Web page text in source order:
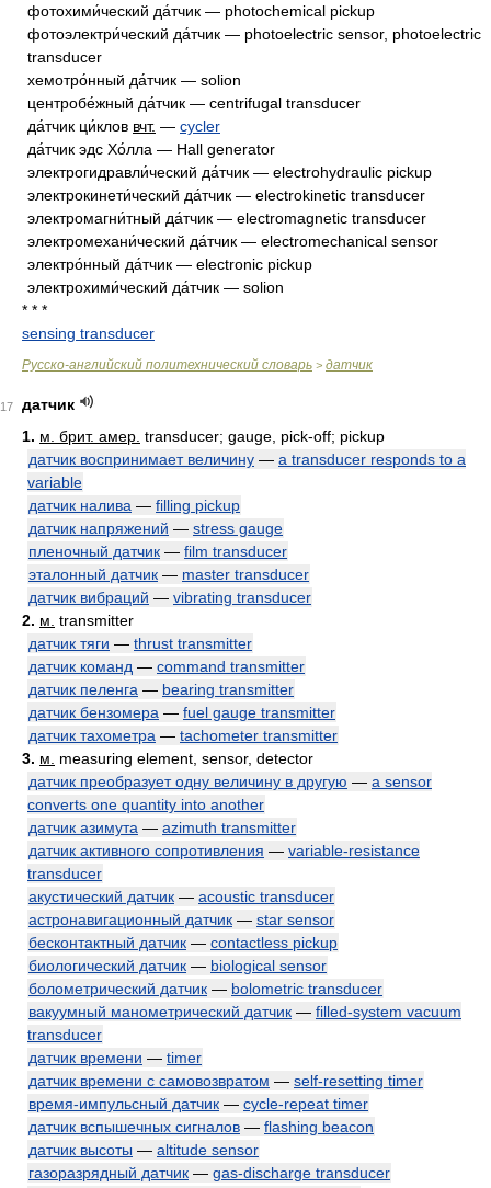
фотохими́ческий да́тчик — photochemical pickup
фотоэлектри́ческий да́тчик — photoelectric sensor, photoelectric
transducer
хемотро́нный да́тчик — solion
центробе́жный да́тчик — centrifugal transducer
да́тчик ци́клов вчт. — cycler
да́тчик эдс Хо́лла — Hall generator
электрогидравли́ческий да́тчик — electrohydraulic pickup
электрокинети́ческий да́тчик — electrokinetic transducer
электромагни́тный да́тчик — electromagnetic transducer
электромехани́ческий да́тчик — electromechanical sensor
электро́нный да́тчик — electronic pickup
электрохими́ческий да́тчик — solion
* * *
sensing transducer
Русско-английский политехнический словарь > датчик
17
датчик
1. м. брит. амер. transducer; gauge, pick-off; pickup
датчик воспринимает величину — a transducer responds to a
variable
датчик налива — filling pickup
датчик напряжений — stress gauge
пленочный датчик — film transducer
эталонный датчик — master transducer
датчик вибраций — vibrating transducer
2. м. transmitter
датчик тяги — thrust transmitter
датчик команд — command transmitter
датчик пеленга — bearing transmitter
датчик бензомера — fuel gauge transmitter
датчик тахометра — tachometer transmitter
3. м.
measuring element, sensor, detector
датчик преобразует одну величину в другую — a sensor
converts one quantity into another
датчик азимута — azimuth transmitter
датчик активного сопротивления — variable-resistance
transducer
акустический датчик — acoustic transducer
астронавигационный датчик — star sensor
бесконтактный датчик — contactless pickup
биологический датчик — biological sensor
болометрический датчик — bolometric transducer
вакуумный манометрический датчик — filled-system vacuum
transducer
датчик времени — timer
датчик времени с самовозвратом — self-resetting timer
время-импульсный датчик — cycle-repeat timer
датчик вспышечных сигналов — flashing beacon
датчик высоты — altitude sensor
газоразрядный датчик — gas-discharge transducer